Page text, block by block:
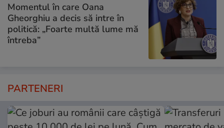
Momentul în care Oana
Gheorghiu a decis să intre în
politică: „Foarte multă lume mă
întreba”
PARTENERI